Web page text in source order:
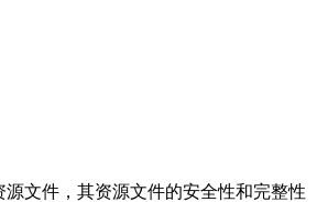
源文件，其资源文件的安全性和完整性